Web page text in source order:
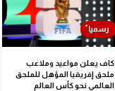
كاف يعلن مواعيد وملاعب
ملحق إفريقيا المؤهل للملحق
العالمي نحو كأس العالم